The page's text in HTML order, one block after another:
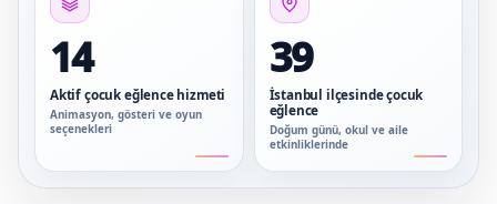
14
Aktif çocuk eğlence hizmeti
Animasyon, gösteri ve oyun
seçenekleri
39
İstanbul ilçesinde çocuk
eğlence
Doğum günü, okul ve aile
etkinliklerinde